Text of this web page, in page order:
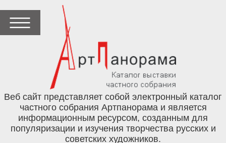
Веб сайт представляет собой электронный каталог
частного собрания Артпанорама и является
информационным ресурсом, созданным для
популяризации и изучения творчества русских и
советских художников.